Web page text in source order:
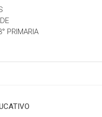
PRIMARIA